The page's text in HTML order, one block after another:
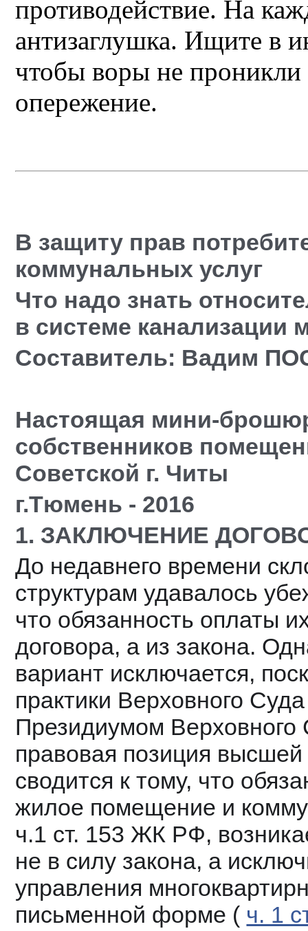
противодействие. На
антизаглушка. Ищите в
чтобы воры не проникли
опережение.
В защиту прав
коммунальных услуг
Что надо знать
в системе канализации
Составитель: Вадим
Настоящая мини-
собственников
Советской г. Читы
г.Тюмень - 2016
1. ЗАКЛЮЧЕНИЕ
До недавнего времени
структурам удавалось
что обязанность оплаты
договора, а из закона.
вариант исключается,
практики Верховного
Президиумом
правовая позиция
сводится к тому, что
жилое помещение и
ч.1 ст. 153 ЖК РФ,
не в силу закона, а
управления
письменной форме ( ч. 1